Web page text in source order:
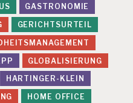
GASTRONOMIE
GERICHTSURTEIL
GLOBALISIERUNG
HARTINGER-KLEIN
HOME OFFICE